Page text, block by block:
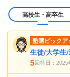
高校生・高卒生
塾選ピックア
生徒/大学生
5回答日：2025